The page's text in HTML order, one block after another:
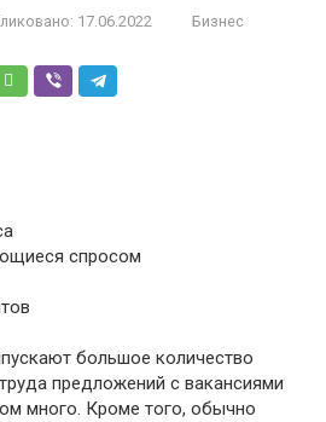
17.06.2022
Бизнес
спросом
большое количество
предложений с вакансиями
много. Кроме того, обычно